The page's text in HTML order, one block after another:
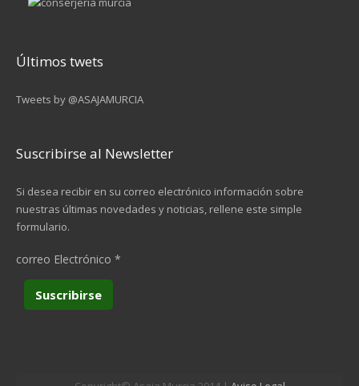
Últimos twets
Tweets by @ASAJAMURCIA
Suscribirse al Newsletter
Si desea recibir en su correo electrónico información sobre
nuestras últimas novedades y noticias, rellene este simple
formulario.
correo Electrónico *